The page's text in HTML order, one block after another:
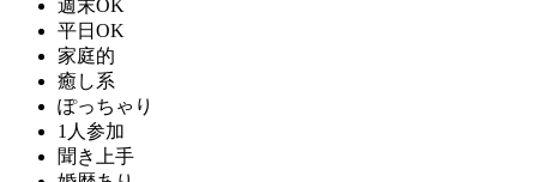
週末OK
平日OK
家庭的
癒し系
ぽっちゃり
1人参加
聞き上手